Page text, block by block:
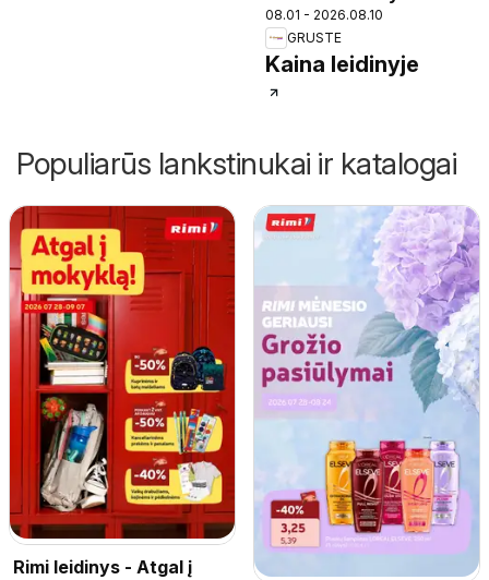
08.01 - 2026.08.10
GRUSTE
Kaina leidinyje
Populiarūs lankstinukai ir katalogai
Rimi leidinys - Atgal į